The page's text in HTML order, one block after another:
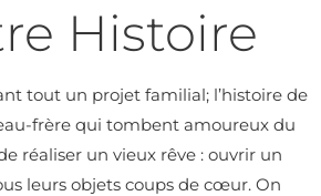
Histoire
tout un projet familial; l’histoire de
frère qui tombent amoureux du
réaliser un vieux rêve : ouvrir un
leurs objets coups de cœur. On